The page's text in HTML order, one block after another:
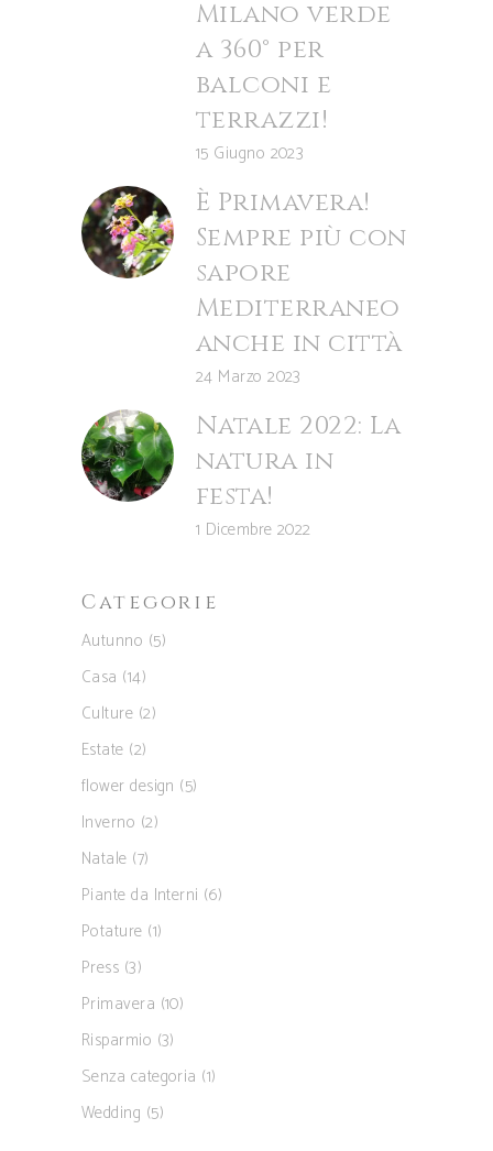
Milano verde
a 360° per
balconi e
terrazzi!
15 Giugno 2023
È Primavera!
Sempre più con
sapore
Mediterraneo
anche in città
24 Marzo 2023
Natale 2022: La
natura in
festa!
1 Dicembre 2022
Categorie
Autunno (5)
Casa (14)
Culture (2)
Estate (2)
flower design (5)
Inverno (2)
Natale (7)
Piante da Interni (6)
Potature (1)
Press (3)
Primavera (10)
Risparmio (3)
Senza categoria (1)
Wedding (5)